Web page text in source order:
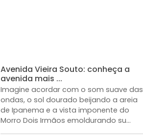
Avenida Vieira Souto: conheça a
avenida mais ...
Imagine acordar com o som suave das
ondas, o sol dourado beijando a areia
de Ipanema e a vista imponente do
Morro Dois Irmãos emoldurando su...